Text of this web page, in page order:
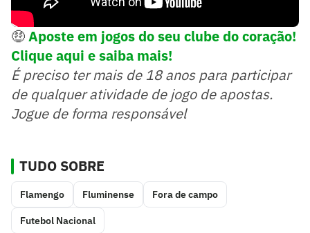
🤑Aposte em jogos do seu clube do coração!
Clique aqui e saiba mais!
É preciso ter mais de 18 anos para participar
de qualquer atividade de jogo de apostas.
Jogue de forma responsável
TUDO SOBRE
Flamengo Fluminense Fora de campo
Futebol Nacional